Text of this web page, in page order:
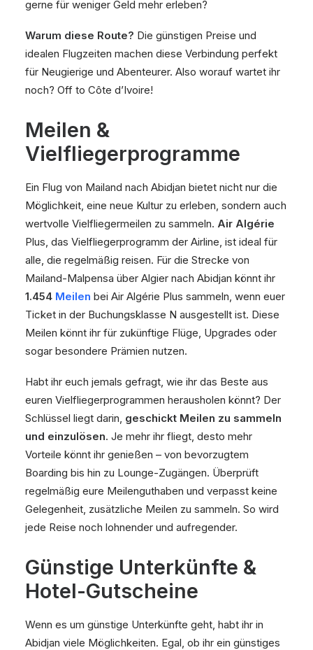
gerne für weniger Geld mehr erleben?
Warum diese Route? Die günstigen Preise und
idealen Flugzeiten machen diese Verbindung perfekt
für Neugierige und Abenteurer. Also worauf wartet ihr
noch? Off to Côte d’Ivoire!
Meilen &
Vielfliegerprogramme
Ein Flug von Mailand nach Abidjan bietet nicht nur die
Möglichkeit, eine neue Kultur zu erleben, sondern auch
wertvolle Vielfliegermeilen zu sammeln. Air Algérie
Plus, das Vielfliegerprogramm der Airline, ist ideal für
alle, die regelmäßig reisen. Für die Strecke von
Mailand-Malpensa über Algier nach Abidjan könnt ihr
1.454 Meilen bei Air Algérie Plus sammeln, wenn euer
Ticket in der Buchungsklasse N ausgestellt ist. Diese
Meilen könnt ihr für zukünftige Flüge, Upgrades oder
sogar besondere Prämien nutzen.
Habt ihr euch jemals gefragt, wie ihr das Beste aus
euren Vielfliegerprogrammen herausholen könnt? Der
Schlüssel liegt darin, geschickt Meilen zu sammeln
und einzulösen. Je mehr ihr fliegt, desto mehr
Vorteile könnt ihr genießen – von bevorzugtem
Boarding bis hin zu Lounge-Zugängen. Überprüft
regelmäßig eure Meilenguthaben und verpasst keine
Gelegenheit, zusätzliche Meilen zu sammeln. So wird
jede Reise noch lohnender und aufregender.
Günstige Unterkünfte &
Hotel-Gutscheine
Wenn es um günstige Unterkünfte geht, habt ihr in
Abidjan viele Möglichkeiten. Egal, ob ihr ein günstiges